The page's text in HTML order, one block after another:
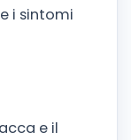
i sintomi
e il